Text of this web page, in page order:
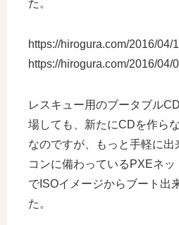
た。
https://hirogura.com/2016/04/
https://hirogura.com/2016/04/
レスキュー用のブータブル
場しても、新たにCDを作ら
なのですが、もっと手軽に出
コンに備わっているPXEネ
でISOイメージからブート出
た。